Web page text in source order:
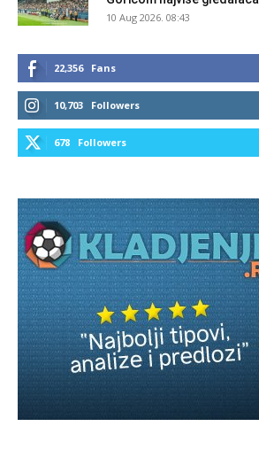
10 Aug 2026. 08:43
22,356 Fans
10,703 Followers
678 Followers